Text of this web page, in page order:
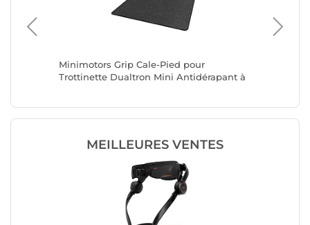
Minimotors Grip Cale-Pied pour
Trottinette Dualtron Mini Antidérapant à
MEILLEURES VENTES